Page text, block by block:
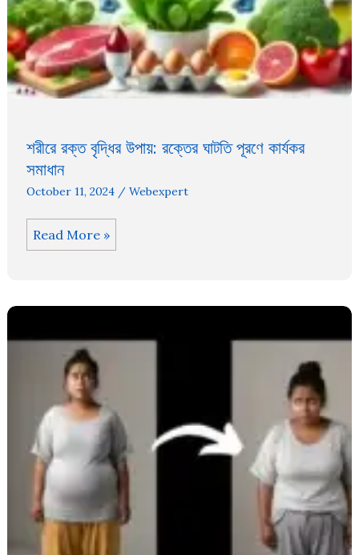
শরীরে রক্ত বৃদ্ধির উপায়: রক্তের ঘাটতি পূরণে কার্যকর
সমাধান
October 11, 2024 / Webexpert
শরীরে
রক্ত
রক্তের
Read More »